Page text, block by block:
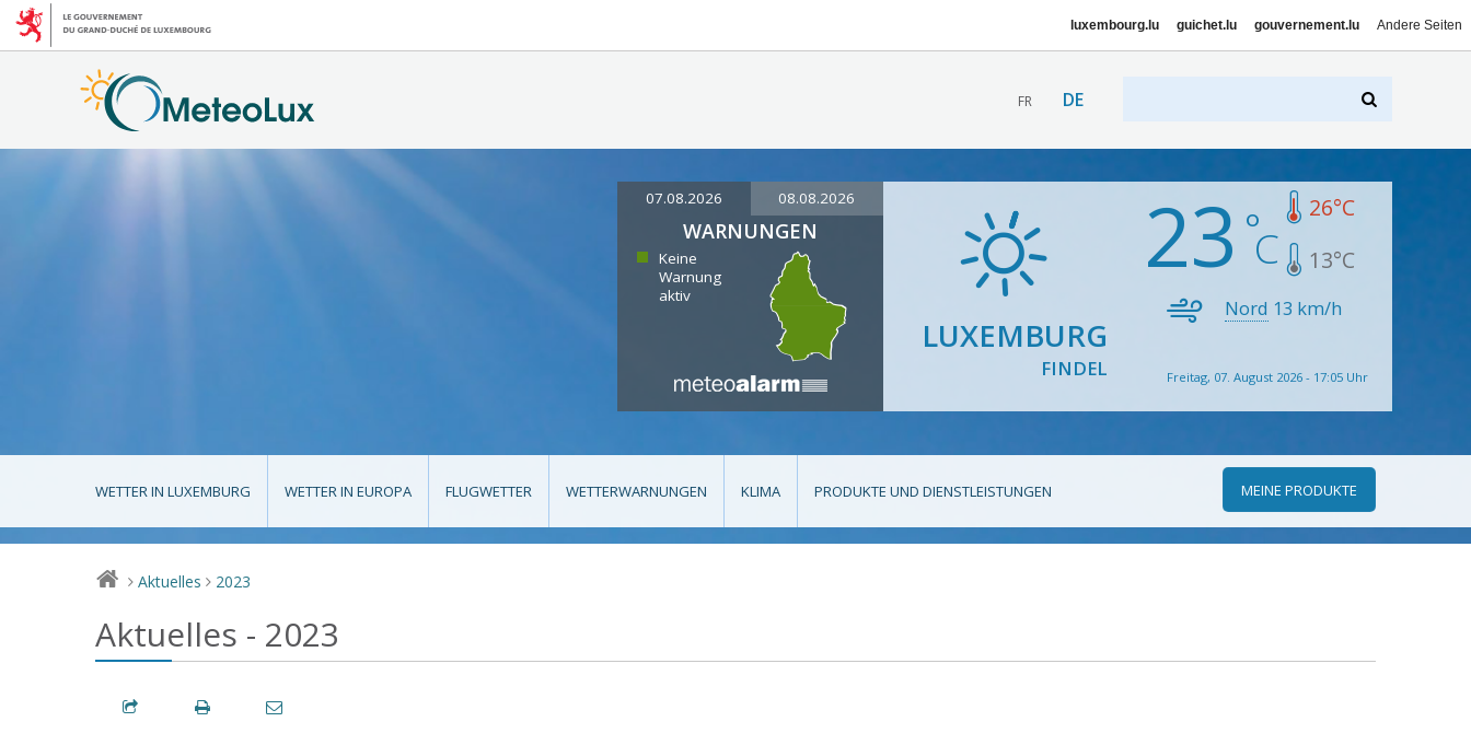
luxembourg.lu guichet.lu gouvernement.lu Andere Seiten
FR DE
07.08.2026 08.08.2026
WARNUNGEN
Keine
Warnung
aktiv
LUXEMBURG
FINDEL
23 26°C
13°C
Nord 13 km/h
Freitag, 07. August 2026 - 17:05 Uhr
WETTER IN LUXEMBURG WETTER IN EUROPA FLUGWETTER WETTERWARNUNGEN KLIMA PRODUKTE UND DIENSTLEISTUNGEN MEINE PRODUKTE
> Aktuelles > 2023
Aktuelles - 2023